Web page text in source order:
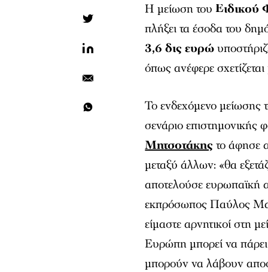
Η μείωση τουΕιδικού
πλήξει τα έσοδα του
3,6 δις ευρώ
όπως ανέφερε
Το ενδεχόμενο μείωσης
σενάριο
Μητσοτάκης το άφησε
μεταξύ άλλων: «θα
αποτελούσε ευρωπαϊκή
εκπρόσωπος Παύλος
είμαστε αρνητικοί
Ευρώπη μπορεί να
μπορούν να λάβουν